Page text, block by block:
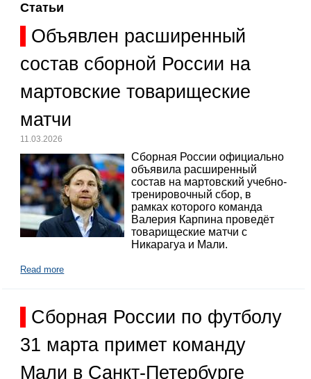
Статьи
Объявлен расширенный
состав сборной России на
мартовские товарищеские
матчи
11.03.2026
Сборная России официально
объявила расширенный
состав на мартовский учебно-
тренировочный сбор, в
рамках которого команда
Валерия Карпина проведёт
товарищеские матчи с
Никарагуа и Мали.
Read more
Сборная России по футболу
31 марта примет команду
Мали в Санкт-Петербурге